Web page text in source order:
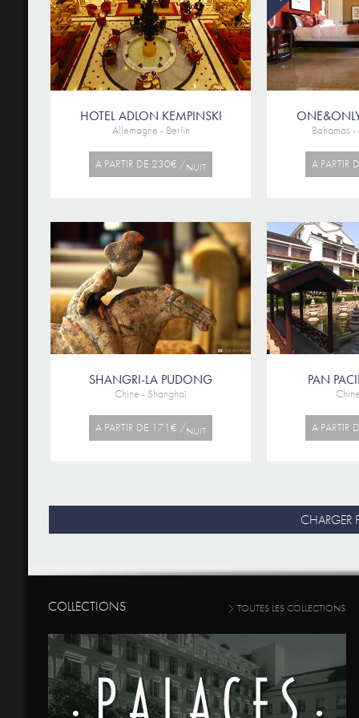
HOTEL ADLON KEMPINSKI
Allemagne - Berlin
A PARTIR DE 230€ /NUIT
Bahamas
A
SHANGRI-LA PUDONG
Chine - Shanghaï
A PARTIR DE 171€ /NUIT
PAN
A
CHARGER
COLLECTIONS TOUTES LES COLLECTIONS